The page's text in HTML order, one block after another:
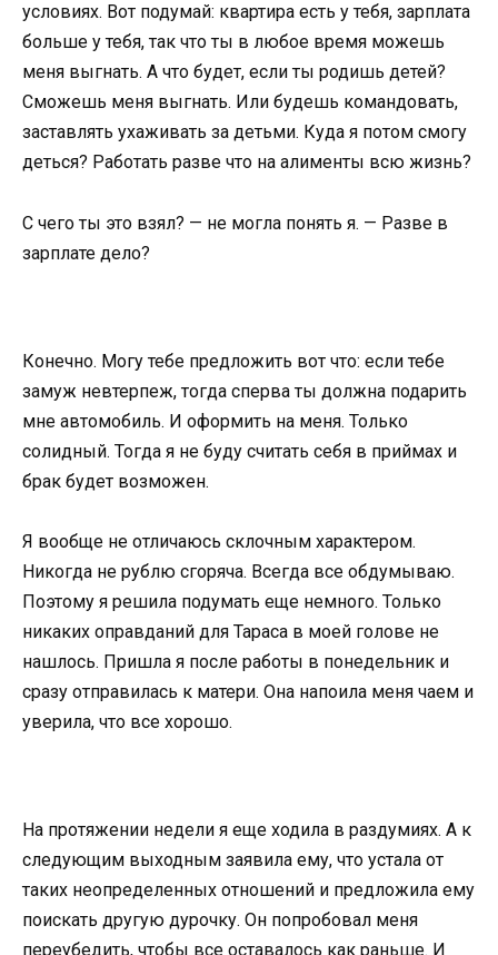
условиях. Вот подумай: квартира есть у тебя, зарплата
больше у тебя, так что ты в любое время можешь
меня выгнать. А что будет, если ты родишь детей?
Сможешь меня выгнать. Или будешь командовать,
заставлять ухаживать за детьми. Куда я потом смогу
деться? Работать разве что на алименты всю жизнь?
С чего ты это взял? — не могла понять я. — Разве в
зарплате дело?
Конечно. Могу тебе предложить вот что: если тебе
замуж невтерпеж, тогда сперва ты должна подарить
мне автомобиль. И оформить на меня. Только
солидный. Тогда я не буду считать себя в приймах и
брак будет возможен.
Я вообще не отличаюсь склочным характером.
Никогда не рублю сгоряча. Всегда все обдумываю.
Поэтому я решила подумать еще немного. Только
никаких оправданий для Тараса в моей голове не
нашлось. Пришла я после работы в понедельник и
сразу отправилась к матери. Она напоила меня чаем и
уверила, что все хорошо.
На протяжении недели я еще ходила в раздумиях. А к
следующим выходным заявила ему, что устала от
таких неопределенных отношений и предложила ему
поискать другую дурочку. Он попробовал меня
переубедить, чтобы все оставалось как раньше. И